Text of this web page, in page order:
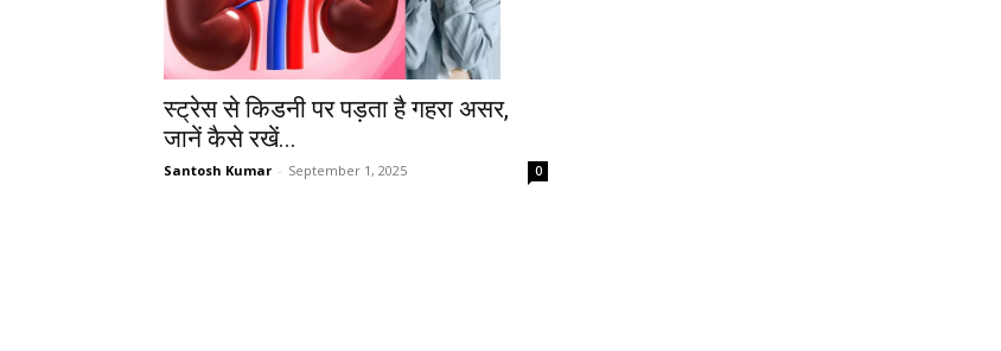
स्ट्रेस से किडनी पर पड़ता है गहरा असर,
जानें कैसे रखें...
Santosh Kumar - September 1, 2025 0